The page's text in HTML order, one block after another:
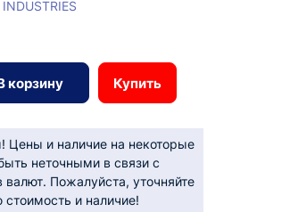
корзину Купить
Цены и наличие на некоторые
неточными в связи с
валют. Пожалуйста, уточняйте
стоимость и наличие!